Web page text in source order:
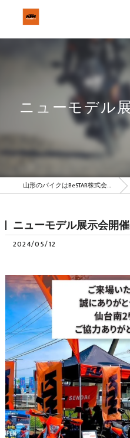
ニューモデル
山形のバイクはBeSTAR株式会社
ニューモデル展示会開
2024/05/12